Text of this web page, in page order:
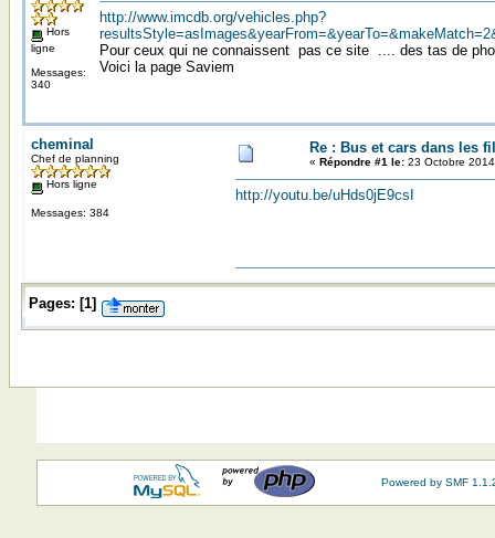
Hors
ligne
Messages:
340
http://www.imcdb.org/vehicles.php?
Pour ceux qui ne connaissent pas ce site .... des tas de
Voici la page Saviem
cheminal
Chef de planning
Hors ligne
Messages: 384
Re : Bus et cars dans les
« Répondre #1 le: 23 Octobre
http://youtu.be/uHds0jE9csI
Pages: [1]
Powered by SMF